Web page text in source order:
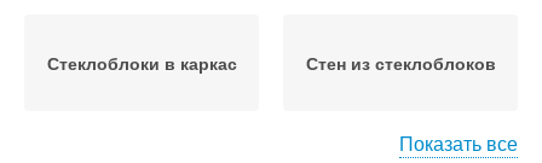
Стеклоблоки в каркас Стен из стеклоблоков
Показать все